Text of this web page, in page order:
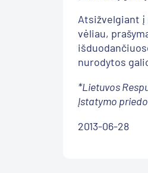
Atsižvelgiant į
vėliau,
nurodytos
*Lietuvos
Įstatymo
2013-06-28